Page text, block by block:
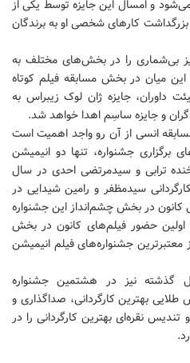
و امسال این جایزه توسط یکی از
بزرگداشت کارهای شخصی او به برندگان
بی‌شماری را در بخش‌های مختلف به
میان در بخش مسابقه فیلم کوتاه
داوران، جایزه ژان لوک زیبراس به
و جایزه ساسِم اهدا خواهد شد.
انسی از آن رو واجد اهمیت است
جشنواره، تنها دو انیمیشن
ترابی و سیدمرتضی احدی در سال
سیدمظفر و رامین شیدایی در
کانون در بخش چشم‌انداز این جشنواره
حضور فیلم‌های کانون در بخش
جشنواره‌های فیلم انیمیشن
گذشته نیز در هشتمین جشنواره
پویانمایی تهران 3 تندیس طلایی بهترین کارگردانی، صداگذاری و
نقره‌ای بهترین کارگردانی را در